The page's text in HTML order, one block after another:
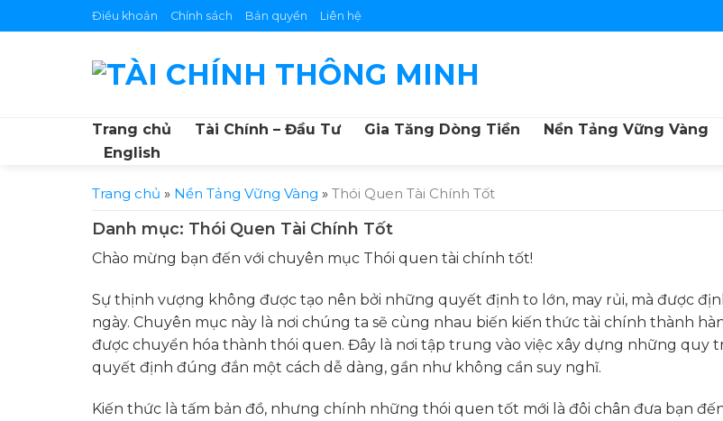
to
Điều khoản Chính sách Bản quyền Liên hệ
Trang chủ Tài Chính – Đầu Tư Gia Tăng Dòng Tiền Nền Tảng Vững Vàng
English
Trang chủ » Nền Tảng Vững Vàng » Thói Quen Tài Chính Tốt
Danh mục: Thói Quen Tài Chính Tốt
Chào mừng bạn đến với chuyên mục Thói quen tài chính tốt!
Sự thịnh vượng không được tạo nên bởi những quyết định to lớn, may rủi, mà được
ngày. Chuyên mục này là nơi chúng ta sẽ cùng nhau biến kiến thức tài chính thành
được chuyển hóa thành thói quen. Đây là nơi tập trung vào việc xây dựng những quy
quyết định đúng đắn một cách dễ dàng, gần như không cần suy nghĩ.
Kiến thức là tấm bản đồ, nhưng chính những thói quen tốt mới là đôi chân đưa bạn